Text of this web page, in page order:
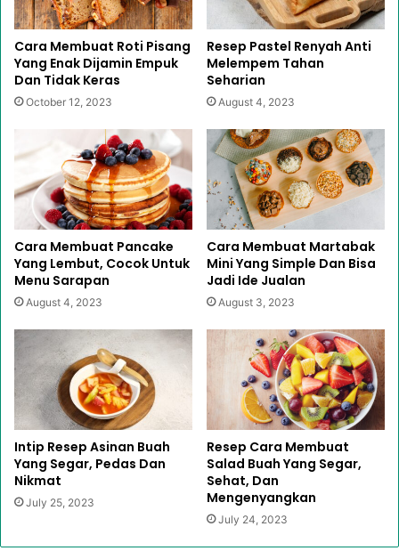
Cara Membuat Roti Pisang
Yang Enak Dijamin Empuk
Dan Tidak Keras
October 12, 2023
Resep Pastel Renyah Anti
Melempem Tahan
Seharian
August 4, 2023
Cara Membuat Pancake
Yang Lembut, Cocok Untuk
Menu Sarapan
August 4, 2023
Cara Membuat Martabak
Mini Yang Simple Dan Bisa
Jadi Ide Jualan
August 3, 2023
Intip Resep Asinan Buah
Yang Segar, Pedas Dan
Nikmat
July 25, 2023
Resep Cara Membuat
Salad Buah Yang Segar,
Sehat, Dan
Mengenyangkan
July 24, 2023